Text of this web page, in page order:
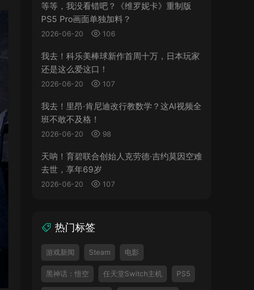
等等，我没看错吧？《维罗妮卡》重制版
PS5 Pro画面单独加料？
2026-06-20 106
我去！科乐美棒球新作首周十万，日本玩家
还是这么爱这口！
2026-06-20 107
我去！里昂·肯尼迪改行教数学？这AI视频全
班不敢不及格！
2026-06-20 98
天呐！育碧联合创始人克劳德·吉约莫因空难
去世，享年69岁
2026-06-20 107
热门标签
游戏新闻 Steam 电影
黑神话：悟空 任天堂Switch主机 PS5